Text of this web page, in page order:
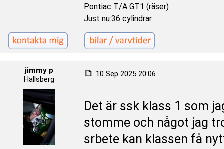
Pontiac T/A GT1 (räser)
Just nu:36 cylindrar
jimmy p
Hallsberg
10 Sep 2025 20:06
Det är ssk klass 1 som
stomme och något jag
srbete kan klassen få